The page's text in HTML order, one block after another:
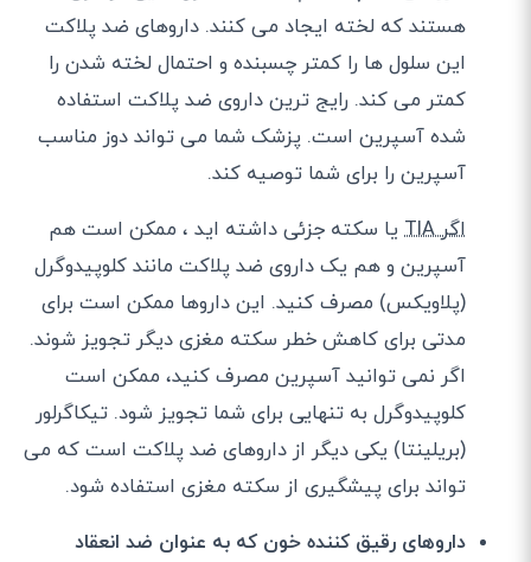
هستند که لخته ایجاد می کنند. داروهای ضد پلاکت
این سلول ها را کمتر چسبنده و احتمال لخته شدن را
کمتر می کند. رایج ترین داروی ضد پلاکت استفاده
شده آسپرین است. پزشک شما می تواند دوز مناسب
آسپرین را برای شما توصیه کند.
اگر TIA
یا سکته جزئی داشته اید ، ممکن است هم
آسپرین و هم یک داروی ضد پلاکت مانند کلوپیدوگرل
(پلاویکس) مصرف کنید. این داروها ممکن است برای
مدتی برای کاهش خطر سکته مغزی دیگر تجویز شوند.
اگر نمی توانید آسپرین مصرف کنید، ممکن است
کلوپیدوگرل به تنهایی برای شما تجویز شود. تیکاگرلور
(بریلینتا) یکی دیگر از داروهای ضد پلاکت است که می
تواند برای پیشگیری از سکته مغزی استفاده شود.
داروهای رقیق کننده خون که به عنوان ضد انعقاد